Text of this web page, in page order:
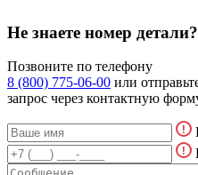
Не знаете номер детали?
Позвоните по телефону
8 (800) 775-06-00 или
запрос через контактную